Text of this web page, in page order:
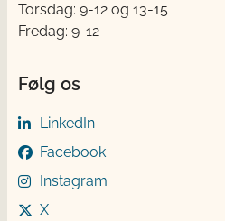
Torsdag: 9-12 og 13-15
Fredag: 9-12
Følg os
LinkedIn
Facebook
Instagram
X